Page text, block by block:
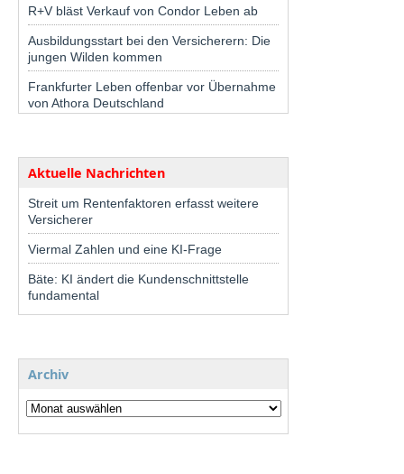
R+V bläst Verkauf von Condor Leben ab
Ausbildungsstart bei den Versicherern: Die
jungen Wilden kommen
Frankfurter Leben offenbar vor Übernahme
von Athora Deutschland
Aktuelle Nachrichten
Streit um Rentenfaktoren erfasst weitere
Versicherer
Viermal Zahlen und eine KI-Frage
Bäte: KI ändert die Kundenschnittstelle
fundamental
Archiv